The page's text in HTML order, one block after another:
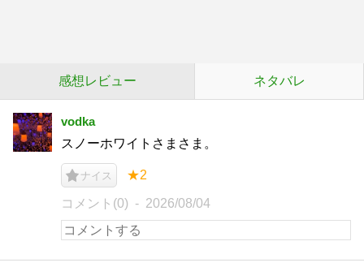
感想レビュー ネタバレ
vodka
スノーホワイトさまさま。
ナイス ★2
コメント(0) 2026/08/04